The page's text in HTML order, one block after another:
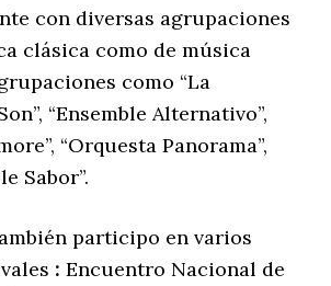
con diversas agrupaciones
clásica como de música
como “La
“Ensemble Alternativo”,
“Orquesta Panorama”,
Sabor”.
participo en varios
:Encuentro Nacional de